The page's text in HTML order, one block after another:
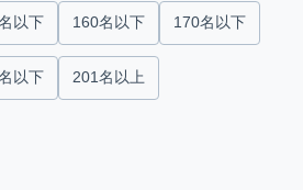
以下 160名以下 170名以下
以下 201名以上